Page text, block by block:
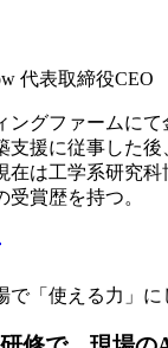
代表取締役CEO
ングファームに
支援に従事した
在は工学系研究
賞歴を持つ。
で「使える力」に